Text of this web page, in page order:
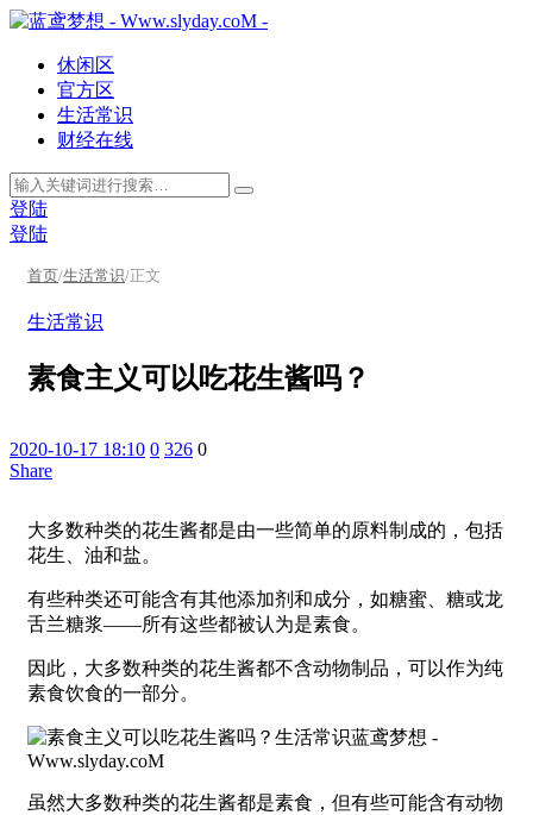
休闲区
官方区
生活常识
财经在线
登陆
登陆
首页/生活常识/正文
生活常识
素食主义可以吃花生酱吗？
2020-10-17 18:10 0 326 0
Share
大多数种类的花生酱都是由一些简单的原料制成的，包括
花生、油和盐。
有些种类还可能含有其他添加剂和成分，如糖蜜、糖或龙
舌兰糖浆——所有这些都被认为是素食。
因此，大多数种类的花生酱都不含动物制品，可以作为纯
素食饮食的一部分。
虽然大多数种类的花生酱都是素食，但有些可能含有动物